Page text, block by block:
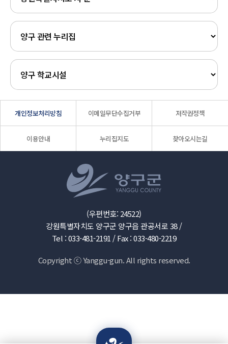
개인정보처리방침 이메일무단수집거부 저작권정책
이용안내 누리집지도 찾아오시는길
(우편번호: 24522)
강원특별자치도 양구군 양구읍 관공서로 38 /
Tel : 033-481-2191 /Fax : 033-480-2219
Copyright ⓒ Yanggu-gun. All rights reserved.